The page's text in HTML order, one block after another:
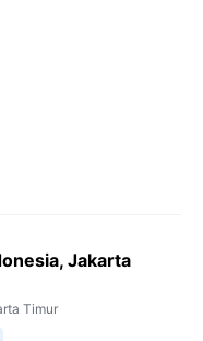
Jakarta
Timur